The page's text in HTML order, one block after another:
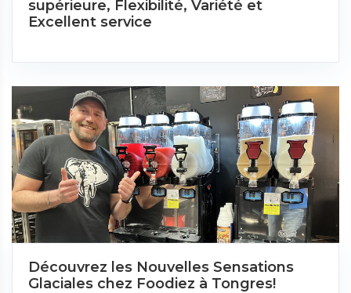
supérieure, Flexibilité, Variété et
Excellent service
Découvrez les Nouvelles Sensations
Glaciales chez Foodiez à Tongres!